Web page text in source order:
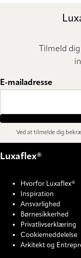
Tilmeld
E-mailadresse
Ved at tilmelde dig
Luxaflex®
Hvorfor Luxaflex®
Inspiration
Ansvarlighed
Børnesikkerhed
Privatlivserklæring
Cookiemeddelelse
Arkitekt og